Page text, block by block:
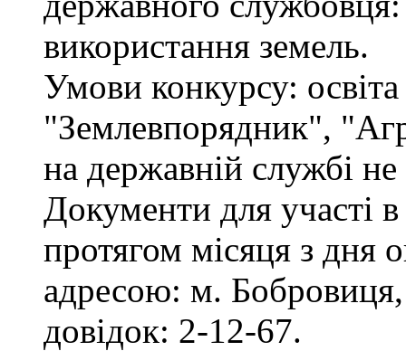
використання земель.
Умови конкурсу:
"Землевпорядник",
на державній службі
Документи для участі
протягом місяця з дня
адресою: м.
довідок: 2-12-67.